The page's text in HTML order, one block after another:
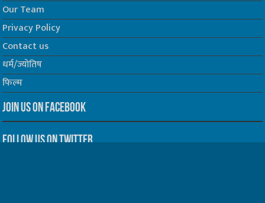
Our Team
Privacy Policy
Contact us
धर्म/ज्योतिष
फिल्म
Join us on Facebook
Follow us on Twitter